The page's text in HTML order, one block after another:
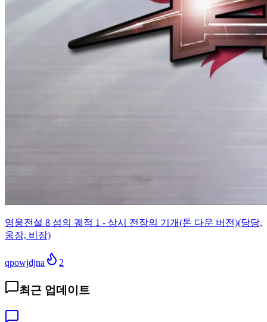
영웅전설 8 섬의 궤적 1 - 상시 전장의 기개(톤 다운 버전)(당당,
웅장, 비장)
qpowjdjna 2
최근 업데이트